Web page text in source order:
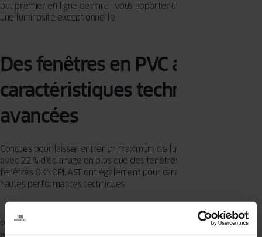
but premier en ligne de mire : vous apporter un confort inégalé et
une luminosité exceptionnelle.
Des fenêtres en PVC aux
caractéristiques techniques
avancées
Conçues pour laisser entrer un maximum de lumière dans vos pièces
avec 22 % d’éclairage en plus que des fenêtres classiques, les
fenêtres OKNOPLAST ont également pour caractéristiques leurs
hautes performances techniques.
Pour offrir une bonne résistance aux variations de température, il